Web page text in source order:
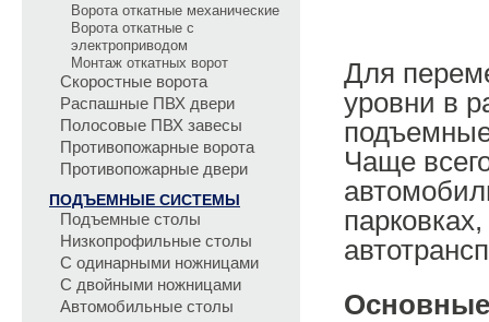
Ворота откатные механические
Ворота откатные с
электроприводом
Монтаж откатных ворот
Скоростные ворота
Распашные ПВХ двери
Полосовые ПВХ завесы
Противопожарные ворота
Противопожарные двери
ПОДЪЕМНЫЕ СИСТЕМЫ
Подъемные столы
Низкопрофильные столы
С одинарными ножницами
С двойными ножницами
Автомобильные столы
Для
уровни в
Чаще